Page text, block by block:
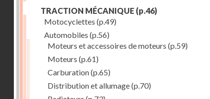
TRACTION MÉCANIQUE (p.46)
Motocyclettes (p.49)
Automobiles (p.56)
Moteurs et accessoires de moteurs (p.59)
Moteurs (p.61)
Carburation(p.65)
Distribution et allumage(p.70)